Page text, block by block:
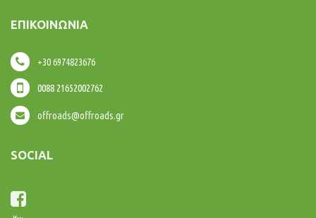
ΕΠΙΚΟΙΝΩΝΊΑ
+30 6974823676
0088 21652002762
offroads@offroads.gr
SOCIAL